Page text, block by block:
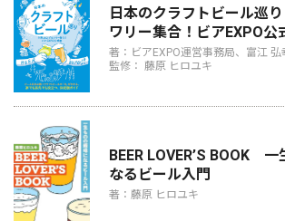
日本のクラフトビール巡
ワリー集合！ビアEXPO公
著：ビアEXPO運営事務局、富江 弘
監修： 藤原 ヒロユキ
BEER LOVER’S BOOK
なるビール入門
著：藤原 ヒロユキ